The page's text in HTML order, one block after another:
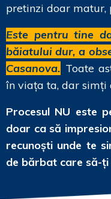
pretinzi doar matur,
Este pentru tine
băiatului dur, a
Casanova. Toate
în viața ta, dar simți
Procesul NU este
doar ca să
recunoști unde te
de bărbat care să-